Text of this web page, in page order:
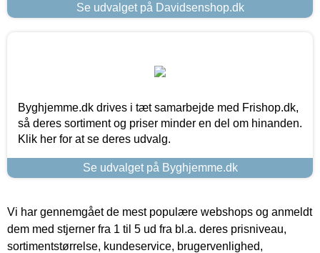
Se udvalget på Davidsenshop.dk
Byghjemme.dk drives i tæt samarbejde med Frishop.dk,
så deres sortiment og priser minder en del om hinanden.
Klik her for at se deres udvalg.
Se udvalget på Byghjemme.dk
Vi har gennemgået de mest populære webshops og anmeldt
dem med stjerner fra 1 til 5 ud fra bl.a. deres prisniveau,
sortimentstørrelse, kundeservice, brugervenlighed,